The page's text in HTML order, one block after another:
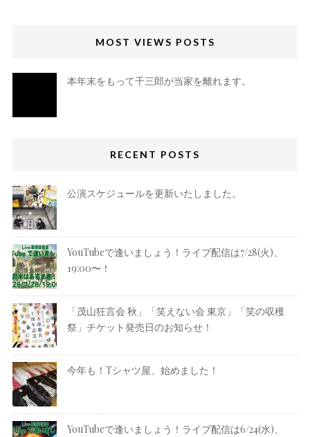
MOST VIEWS POSTS
本年末をもって千三郎が当家を離れます。
RECENT POSTS
公演スケジュールを更新いたしました。
YouTubeで逢いましょう！ライブ配信は7/28(火)、
19:00〜！
「茂山狂言会 秋」「笑えない会 東京」「笑の収穫
祭」チケット発売日のお知らせ！
今年も！Tシャツ屋、始めました！
YouTubeで逢いましょう！ライブ配信は6/24(水)、